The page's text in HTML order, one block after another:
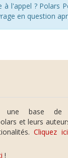
à l'appel ? Polars
en question
une base de
et leurs
Cliquez ici
!